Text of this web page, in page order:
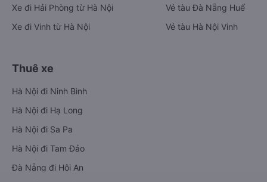
Xe đi Hải Phòng từ Hà Nội
Xe đi Vinh từ Hà Nội
Vé tàu Đà Nẵng Huế
Vé tàu Hà Nội Vinh
Thuê xe
Hà Nội đi Ninh Bình
Hà Nội đi Hạ Long
Hà Nội đi Sa Pa
Hà Nội đi Tam Đảo
Đà Nẵng đi Hội An